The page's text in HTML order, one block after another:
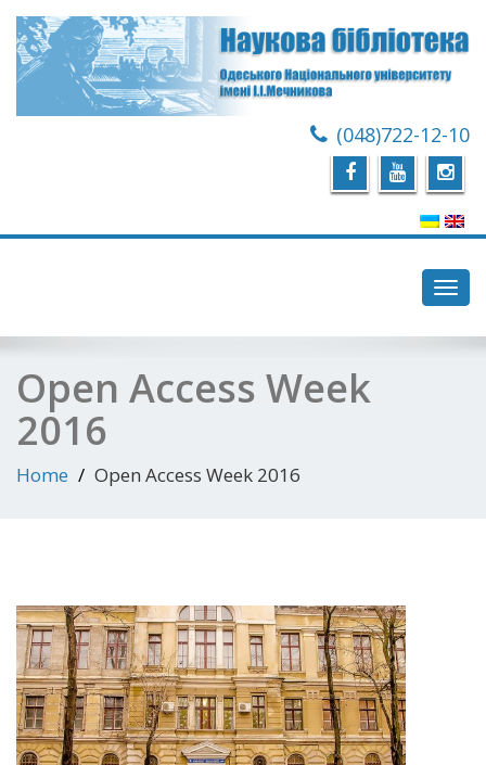
(048)722-12-10
Open Access Week
2016
Home Open Access Week 2016